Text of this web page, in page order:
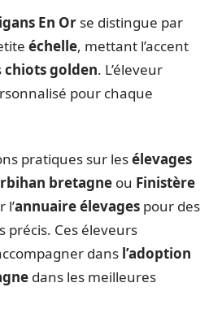
En Or se distingue par
échelle, mettant l’accent
chiots golden. L’éleveur
pour chaque
pratiques sur lesélevages
bretagne ou Finistère
l’annuaire élevages pour des
précis. Ces éleveurs
dans l’adoption
dans les meilleures